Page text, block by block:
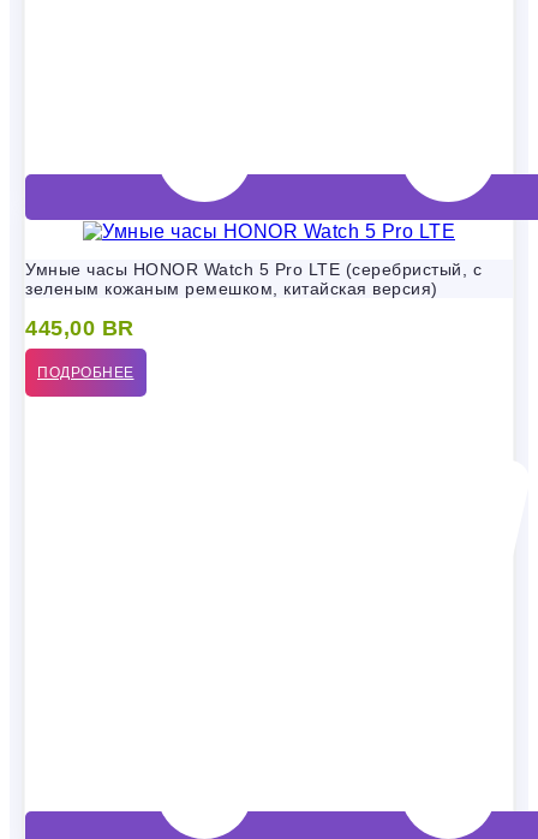
Умные часы HONOR Watch 5 Pro LTE (серебристый, с
зеленым кожаным ремешком, китайская версия)
445,00 BR
ПОДРОБНЕЕ